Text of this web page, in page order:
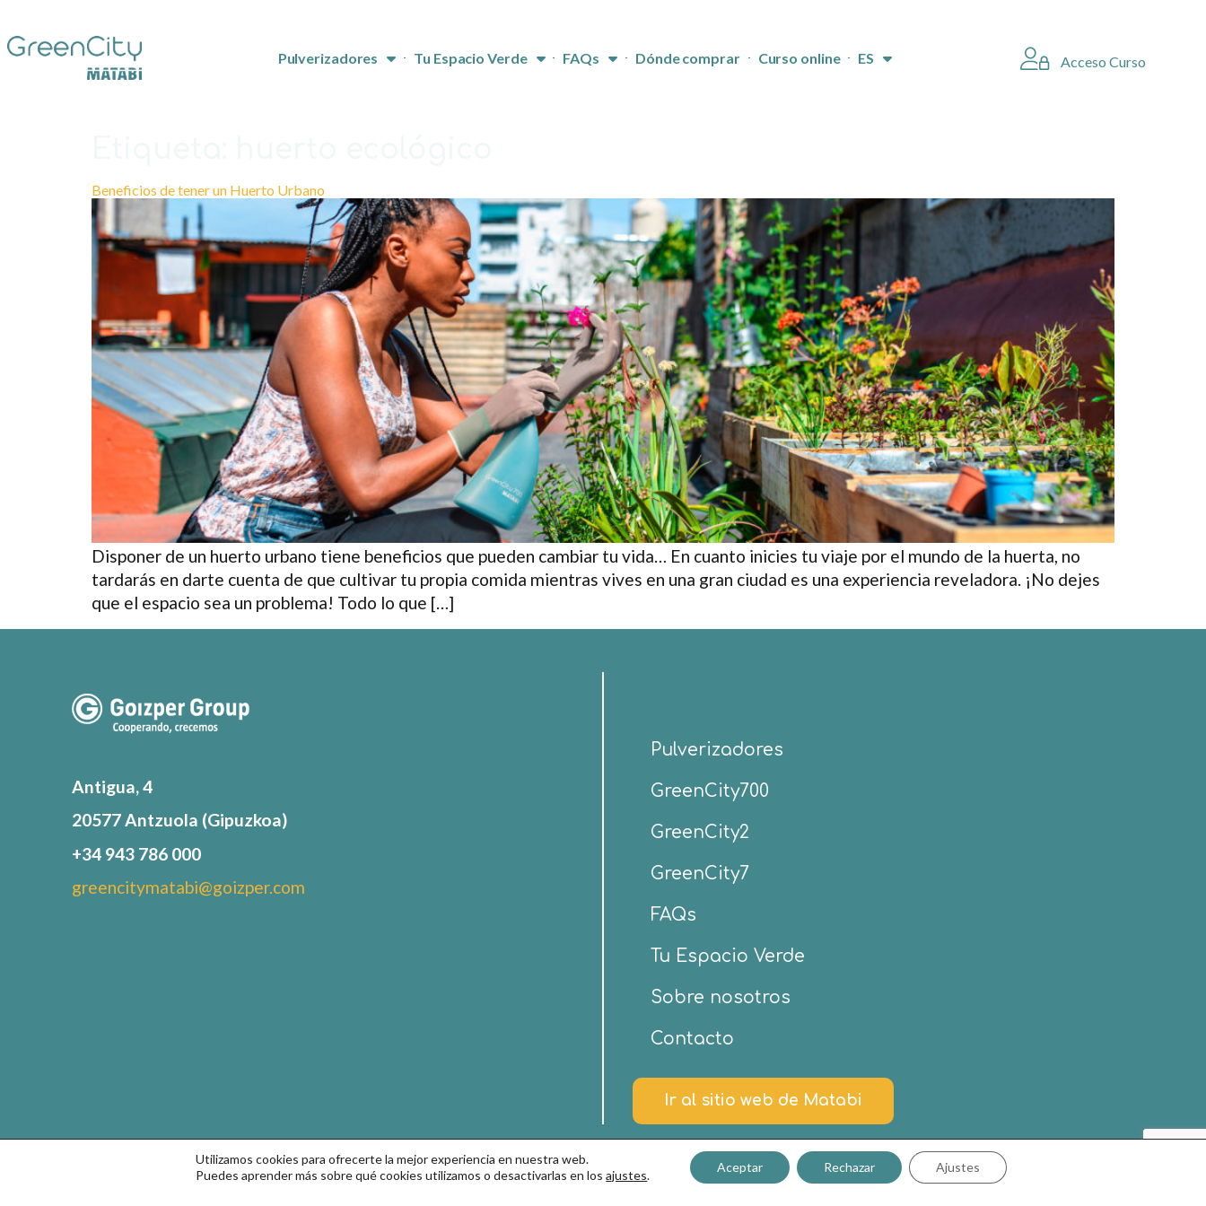
Pulverizadores Tu Espacio Verde FAQs Dónde comprar Curso online ES Acceso Curso
Beneficios de tener un Huerto Urbano
Disponer de un huerto urbano tiene beneficios que pueden cambiar tu vida… En cuanto inicies tu viaje por el mundo de la huerta, no
tardarás en darte cuenta de que cultivar tu propia comida mientras vives en una gran ciudad es una experiencia reveladora. ¡No dejes
que el espacio sea un problema! Todo lo que […]
Antigua, 4
20577 Antzuola (Gipuzkoa)
+34 943 786 000
greencitymatabi@goizper.com
Pulverizadores
GreenCity700
GreenCity2
GreenCity7
FAQs
Tu Espacio Verde
Sobre nosotros
Contacto
Ir al sitio web de Matabi
Utilizamos cookies para ofrecerte la mejor experiencia en nuestra web.
Puedes aprender más sobre qué cookies utilizamos o desactivarlas en losajustes.
Aceptar Rechazar Ajustes